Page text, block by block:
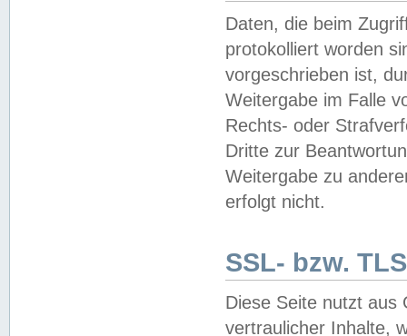
Daten, die beim
protokolliert worden
vorgeschrieben ist,
Weitergabe im Falle
Rechts- oder
Dritte zur
Weitergabe zu
erfolgt nicht.
SSL- bzw.
Diese Seite nutzt aus
vertraulicher Inhalte,